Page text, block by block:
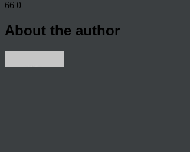
66 0
About the author